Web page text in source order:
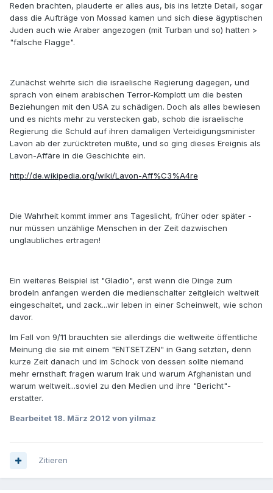
Reden brachten, plauderte er alles aus, bis ins letzte Detail, sogar
dass die Aufträge von Mossad kamen und sich diese ägyptischen
Juden auch wie Araber angezogen (mit Turban und so) hatten >
"falsche Flagge".
Zunächst wehrte sich die israelische Regierung dagegen, und
sprach von einem arabischen Terror-Komplott um die besten
Beziehungen mit den USA zu schädigen. Doch als alles bewiesen
und es nichts mehr zu verstecken gab, schob die israelische
Regierung die Schuld auf ihren damaligen Verteidigungsminister
Lavon ab der zurücktreten mußte, und so ging dieses Ereignis als
Lavon-Affäre in die Geschichte ein.
http://de.wikipedia.org/wiki/Lavon-Aff%C3%A4re
Die Wahrheit kommt immer ans Tageslicht, früher oder später -
nur müssen unzählige Menschen in der Zeit dazwischen
unglaubliches ertragen!
Ein weiteres Beispiel ist "Gladio", erst wenn die Dinge zum
brodeln anfangen werden die medienschalter zeitgleich weltweit
eingeschaltet, und zack...wir leben in einer Scheinwelt, wie schon
davor.
Im Fall von 9/11 brauchten sie allerdings die weltweite öffentliche
Meinung die sie mit einem "ENTSETZEN" in Gang setzten, denn
kurze Zeit danach und im Schock von dessen sollte niemand
mehr ernsthaft fragen warum Irak und warum Afghanistan und
warum weltweit...soviel zu den Medien und ihre "Bericht"-
erstatter.
Bearbeitet 18. März 2012 von yilmaz
Zitieren